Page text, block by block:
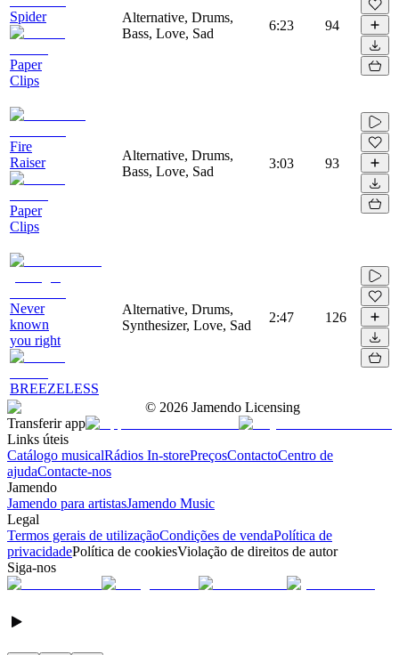
Spider
Paper
Clips
Alternative, Drums,
Bass, Love, Sad
6:23 94
Fire
Raiser
Paper
Clips
Alternative, Drums,
Bass, Love, Sad
3:03 93
Never
known
you right
BREEZELESS
Alternative, Drums,
Synthesizer, Love, Sad
2:47 126
© 2026 Jamendo Licensing
Transferir app
Links úteis
Catálogo musicalRádios In-storePreçosContactoCentro de
ajudaContacte-nos
Jamendo
Jamendo para artistasJamendo Music
Legal
Termos gerais de utilizaçãoCondições de vendaPolítica de
privacidadePolítica de cookiesViolação de direitos de autor
Siga-nos